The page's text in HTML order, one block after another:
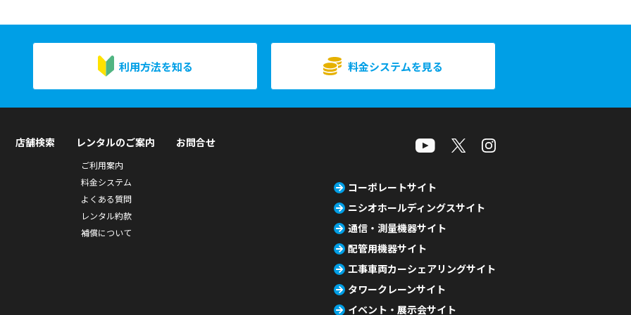
利用方法を知る 料金システムを見る
店舗検索 レンタルのご案内
ご利用案内
料金システム
よくある質問
レンタル約款
補償について
お問合せ
コーポレートサイト
ニシオホールディングスサイト
通信・測量機器サイト
配管用機器サイト
工事車両カーシェアリングサイト
タワークレーンサイト
イベント・展示会サイト